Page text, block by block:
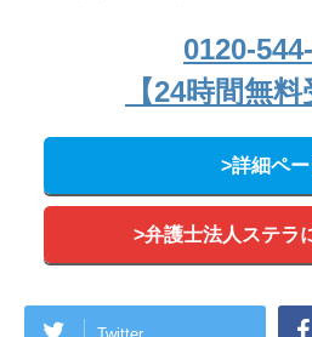
0120-
【24時間無料
>詳細ペ
>弁護士法人ステラ